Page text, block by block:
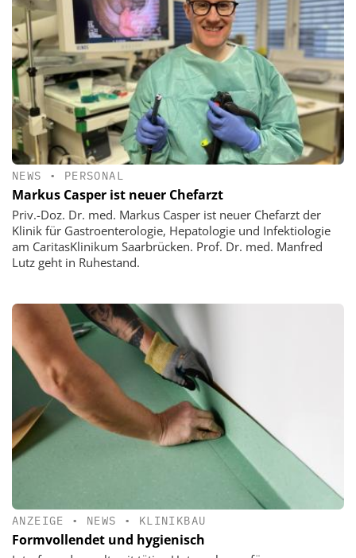
NEWS • PERSONAL
Markus Casper ist neuer Chefarzt
Priv.-Doz. Dr. med. Markus Casper ist neuer Chefarzt der
Klinik für Gastroenterologie, Hepatologie und Infektiologie
am CaritasKlinikum Saarbrücken. Prof. Dr. med. Manfred
Lutz geht in Ruhestand.
ANZEIGE • NEWS • KLINIKBAU
Formvollendet und hygienisch